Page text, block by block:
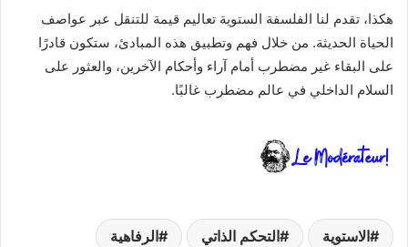
هكذا، تقدم لنا الفلسفة الستوية تعاليم قيمة للتنقل عبر عواصف
الحياة الحديثة. من خلال فهم وتطبيق هذه المبادئ، ستكون قادرًا
على البقاء غير مضطرب أمام آراء وأحكام الآخرين، والعثور على
السلام الداخلي في عالم مضطرب غالبًا.
الاستوية التحكم الذاتي الرفاهية